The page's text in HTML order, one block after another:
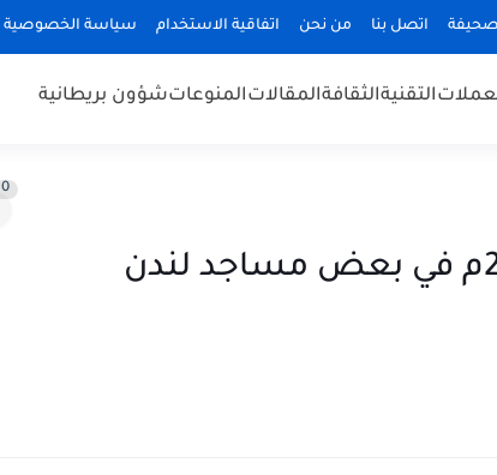
اتصل بنا من نحن اتفاقية الاستخدام سياسة الخصوصية
التقنيةالثقافةالمقالاتالمنوعاتشؤون بريطانية
0
وقت صلاة الجمعة 30-8-2054م في بعض مساجد لندن